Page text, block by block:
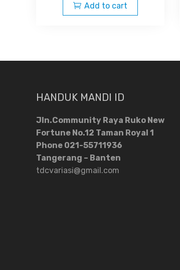
Add to cart
HANDUK MANDI ID
Jln.Community Raya Ruko New
Fortune No.12 Taman Royal 1
Phone 021-55711936
Tangerang – Banten
tdcvariasi@gmail.com